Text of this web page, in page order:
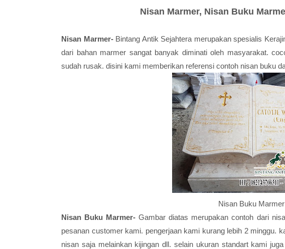
Nisan Marmer, Nisan Buku
Nisan Marmer-Bintang Antik Sejahtera merupakan spesialis
dari bahan marmer sangat banyak diminati oleh masyarakat.
sudah rusak. disini kami memberikan referensi contoh nisan buku
Nisan Buku Marmer
Nisan Buku Marmer-Gambar diatas merupakan contoh dari
pesanan customer kami. pengerjaan kami kurang lebih 2 minggu.
nisan saja melainkan kijingan dll. selain ukuran standart kami